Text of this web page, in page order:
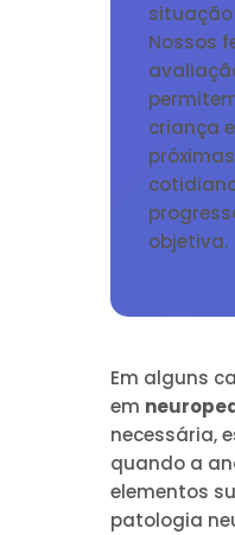
Nossos
criança
objetiva.
Em alguns
em
necessária,
quando a
elementos
patologia